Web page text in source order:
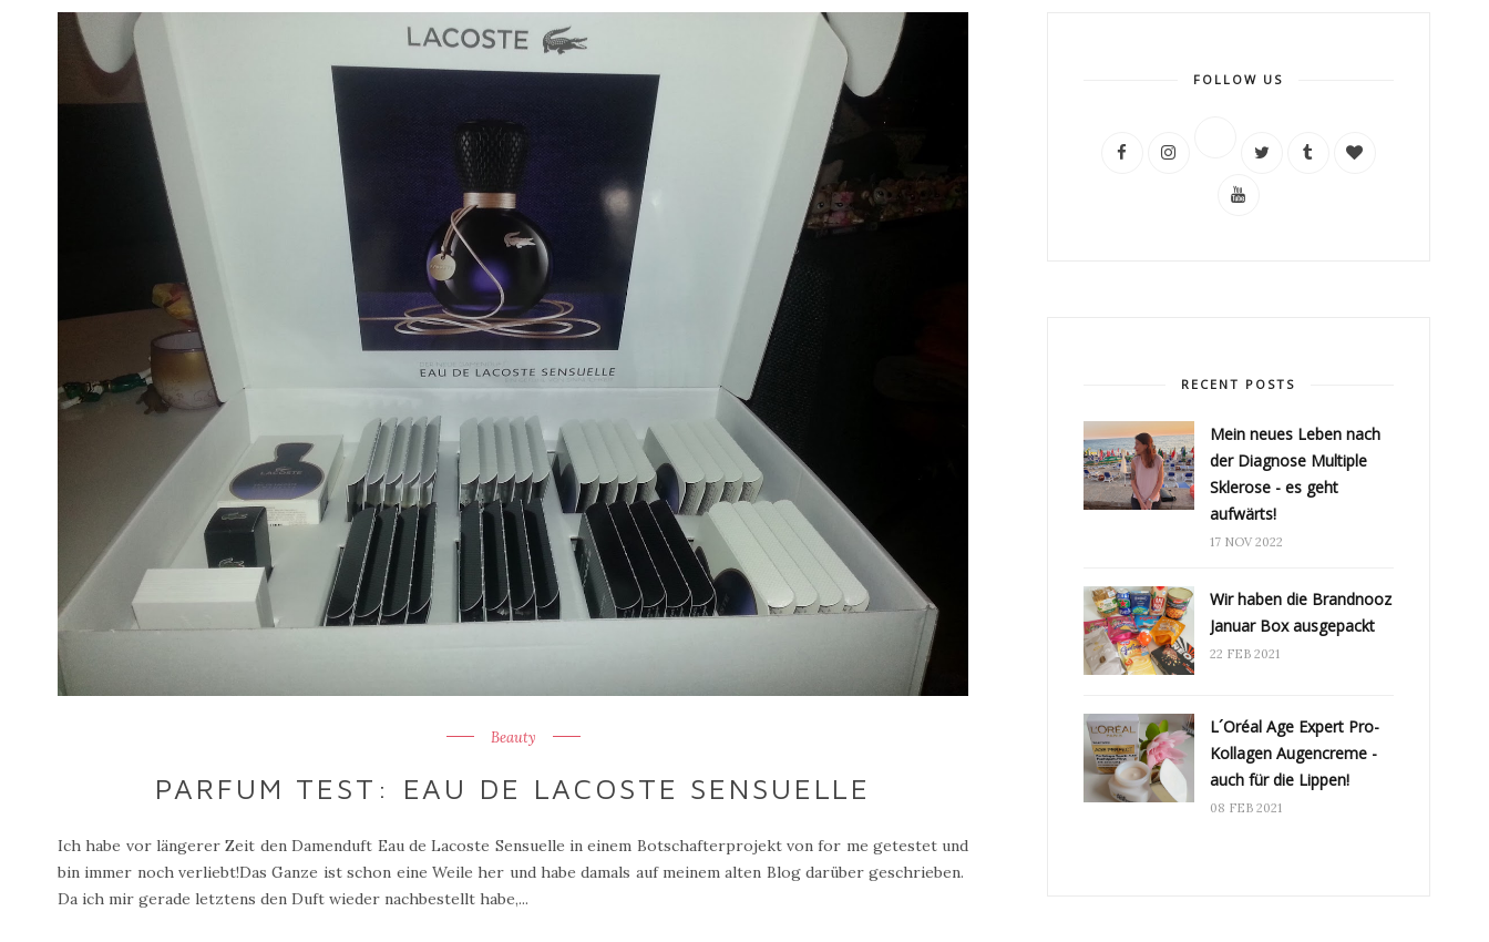
Beauty
PARFUM TEST: EAU DE LACOSTE SENSUELLE
Ich habe vor längerer Zeit den Damenduft Eau de Lacoste Sensuelle in einem Botschafterprojekt von for me getestet und
bin immer noch verliebt!Das Ganze ist schon eine Weile her und habe damals auf meinem alten Blog darüber geschrieben.
Da ich mir gerade letztens den Duft wieder nachbestellt habe,...
FOLLOW US
RECENT POSTS
Mein neues Leben nach
der Diagnose Multiple
Sklerose - es geht
aufwärts!
17 NOV 2022
Wir haben die Brandnooz
Januar Box ausgepackt
22 FEB 2021
L´Oréal Age Expert Pro-
Kollagen Augencreme -
auch für die Lippen!
08 FEB 2021